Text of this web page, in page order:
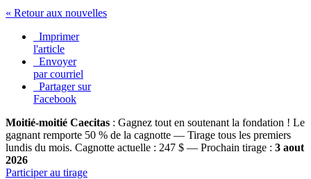
« Retour aux nouvelles
Imprimer
l'article
Envoyer
par courriel
Partager sur
Facebook
Moitié-moitié Caecitas : Gagnez tout en soutenant la fondation ! Le
gagnant remporte 50 % de la cagnotte — Tirage tous les premiers
lundis du mois. Cagnotte actuelle : 247 $ — Prochain tirage : 3 aout
2026
Participer au tirage